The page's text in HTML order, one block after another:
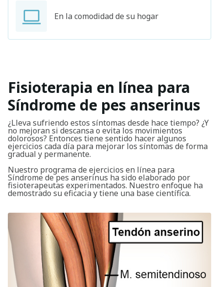
En la comodidad de su hogar
Fisioterapia en línea para
Síndrome de pes anserinus
¿Lleva sufriendo estos síntomas desde hace tiempo? ¿Y
no mejoran si descansa o evita los movimientos
dolorosos? Entonces tiene sentido hacer algunos
ejercicios cada día para mejorar los síntomas de forma
gradual y permanente.
Nuestro programa de ejercicios en línea para
Síndrome de pes anserinus ha sido elaborado por
fisioterapeutas experimentados. Nuestro enfoque ha
demostrado su eficacia y tiene una base científica.